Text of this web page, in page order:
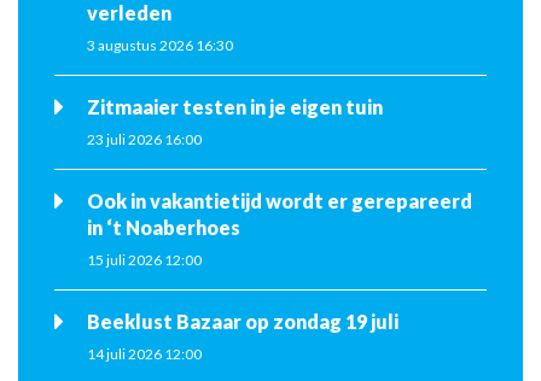
verleden
3 augustus 2026 16:30
Zitmaaier testen in je eigen tuin
23 juli 2026 16:00
Ook in vakantietijd wordt er gerepareerd
in ‘t Noaberhoes
15 juli 2026 12:00
Beeklust Bazaar op zondag 19 juli
14 juli 2026 12:00